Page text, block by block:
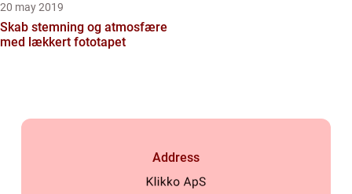
20 may 2019
Skab stemning og atmosfære
med lækkert fototapet
Address